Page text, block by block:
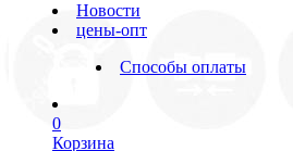
Новости
цены-опт
Способы оплаты
0
Корзина